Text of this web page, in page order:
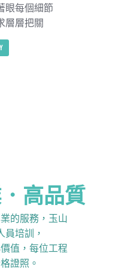
眼每個細節
層層把關
高品質
的服務，玉山
員培訓，
值，每位工程
證照。